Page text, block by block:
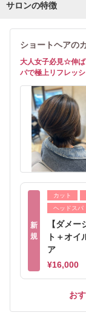
サロンの特徴
ショートヘアの
大人女子必見☆伸
パで極上リフレッシ
新
規
カット
ヘッドスパ
【ダメ
ト＋オイ
ア
¥16,000
お